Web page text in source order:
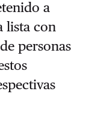
a
lista con
personas